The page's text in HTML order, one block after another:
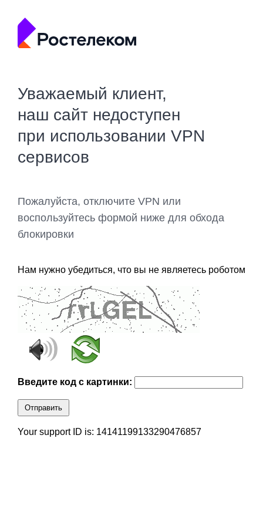
Уважаемый клиент,
наш сайт недоступен
при использовании VPN
сервисов
Пожалуйста, отключите VPN или
воспользуйтесь формой ниже для обхода
блокировки
Нам нужно убедиться, что вы не являетесь роботом
Введите код с картинки:
Отправить
Your support ID is: 14141199133290476857